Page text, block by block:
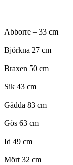
Abborre – 33 cm
Björkna 27 cm
Braxen 50 cm
Sik 43 cm
Gädda 83 cm
Gös 63 cm
Id 49 cm
Mört 32 cm